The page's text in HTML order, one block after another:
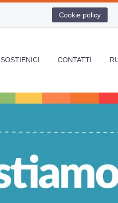
Cookie policy
SOSTIENICI CONTATTI